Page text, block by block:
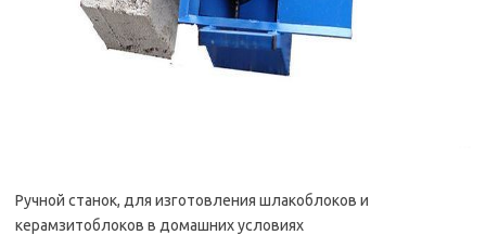
Ручной станок, для изготовления шлакоблоков и
керамзитоблоков в домашних условиях